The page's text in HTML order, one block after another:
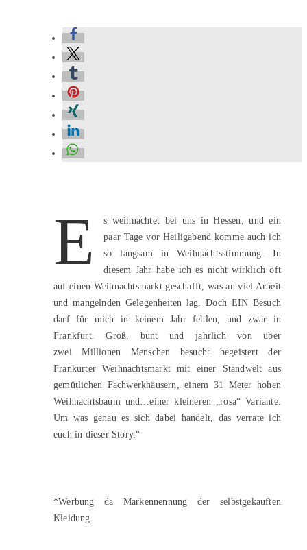
E
s weihnachtet bei uns in Hessen, und ein
paar Tage vor Heiligabend komme auch ich
so langsam in Weihnachtsstimmung. In
diesem Jahr habe ich es nicht wirklich oft
auf einen Weihnachtsmarkt geschafft, was an viel Arbeit
und mangelnden Gelegenheiten lag. Doch EIN Besuch
darf für mich in keinem Jahr fehlen, und zwar in
Frankfurt. Groß, bunt und jährlich von über
zwei Millionen Menschen besucht begeistert der
Frankurter Weihnachtsmarkt mit einer Standwelt aus
gemütlichen Fachwerkhäusern, einem 31 Meter hohen
Weihnachtsbaum und…einer kleineren „rosa“ Variante.
Um was genau es sich dabei handelt, das verrate ich
euch in dieser Story.“
*Werbung da Markennennung der selbstgekauften
Kleidung